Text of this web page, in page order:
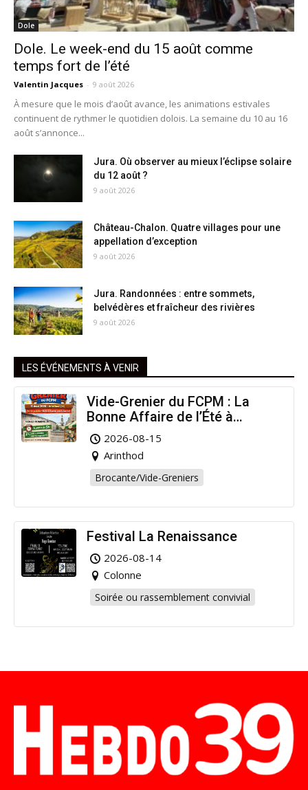
Dole
Dole. Le week-end du 15 août comme
temps fort de l’été
Valentin Jacques - 9 août 2026
À mesure que le mois d’août avance, les animations estivales
continuent de rythmer le quotidien dolois. La semaine du 10 au 16
août s’annonce...
Jura. Où observer au mieux l’éclipse solaire
du 12 août ?
9 août 2026
Château-Chalon. Quatre villages pour une
appellation d’exception
9 août 2026
Jura. Randonnées : entre sommets,
belvédères et fraîcheur des rivières
9 août 2026
LES ÉVÉNEMENTS À VENIR
Vide-Grenier du FCPM : La
Bonne Affaire de l’Été à
Arinthod !
2026-08-15
Arinthod
Brocante/Vide-Greniers
Festival La Renaissance
2026-08-14
Colonne
Soirée ou rassemblement convivial